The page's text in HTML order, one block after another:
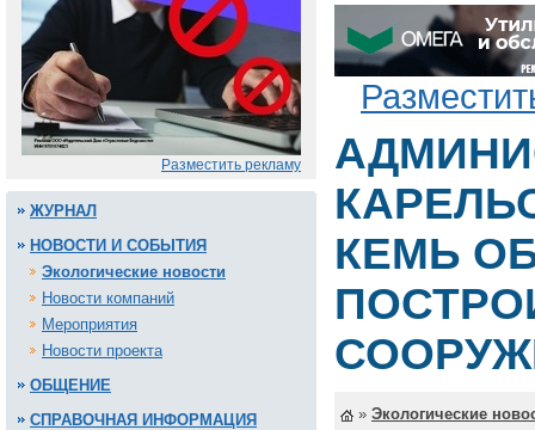
Разместить рекламу
ЖУРНАЛ
НОВОСТИ И СОБЫТИЯ
Экологические новости
Новости компаний
Мероприятия
Новости проекта
ОБЩЕНИЕ
СПРАВОЧНАЯ ИНФОРМАЦИЯ
КЕМЬ
» Экологические